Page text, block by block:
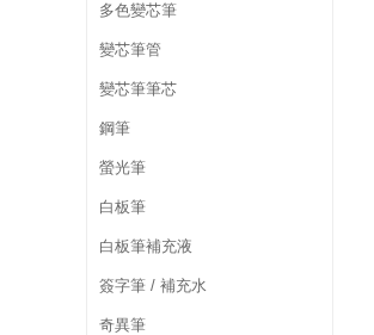
多色變芯筆
變芯筆管
變芯筆筆芯
鋼筆
螢光筆
白板筆
白板筆補充液
簽字筆 / 補充水
奇異筆